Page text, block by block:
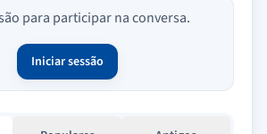
para participar na conversa.
Iniciar sessão